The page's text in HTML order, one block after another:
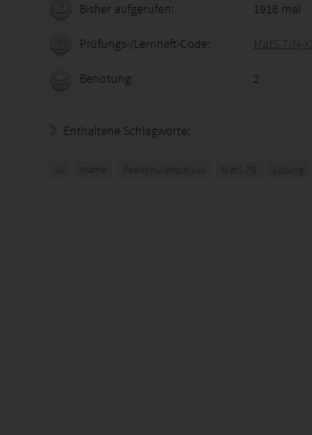
Bisher aufgerufen: 1916 mal
Prüfungs-/Lernheft-Code: MatS 7/N-
Benotung: 2
Enthaltene Schlagworte:
ils Mathe Realschulabschluss MatS 7N Lösung